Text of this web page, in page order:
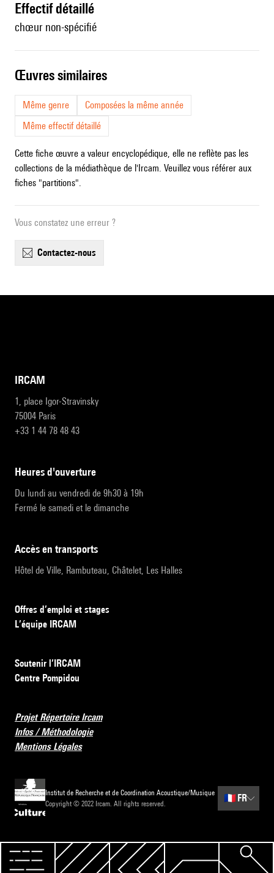
effectif détaillé
chœur non-spécifié
œuvres similaires
Même genre
Composées la même année
Même effectif détaillé
Cette fiche œuvre a valeur encyclopédique, elle ne reflète pas les
collections de la médiathèque de l'Ircam. Veuillez vous référer aux
fiches "partitions".
Vous constatez une erreur ?
contactez-nous
IRCAM
1, place Igor-Stravinsky
75004 Paris
+33 1 44 78 48 43
heures d'ouverture
Du lundi au vendredi de 9h30 à 19h
Fermé le samedi et le dimanche
accès en transports
Hôtel de Ville, Rambuteau, Châtelet, Les Halles
Offres d’emploi et stages
L’équipe IRCAM
Soutenir l’IRCAM
Centre Pompidou
Projet Répertoire Ircam
Infos / Méthodologie
Mentions Légales
Institut de Recherche et de Coordination Acoustique/Musique
Copyright © 2022 Ircam. All rights reserved.
🇫🇷 FR